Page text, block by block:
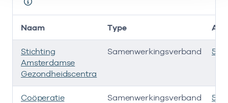
Naam Type
Stichting
Amsterdamse
Gezondheidscentra
Samenwerkingsverband
Coöperatie
Samenwerkingsverband